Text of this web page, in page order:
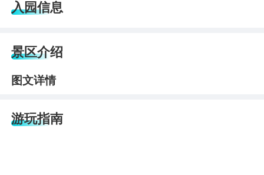
入园信息
景区介绍
图文详情
游玩指南